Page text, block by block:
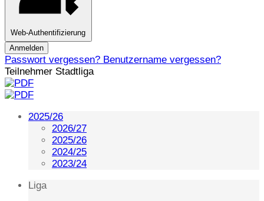
Web-Authentifizierung
Anmelden
Passwort vergessen? Benutzername vergessen?
Teilnehmer Stadtliga
2025/26
2026/27
2025/26
2024/25
2023/24
Liga